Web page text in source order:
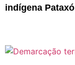
indígena Pataxó